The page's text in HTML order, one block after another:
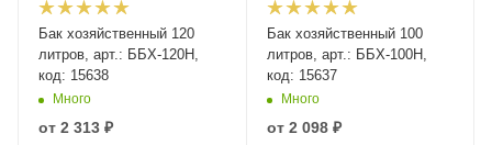
Бак хозяйственный 120
литров, арт.: ББХ-120Н,
код: 15638
Много
от 2 313 ₽
Бак хозяйственный 100
литров, арт.: ББХ-100Н,
код: 15637
Много
от 2 098 ₽